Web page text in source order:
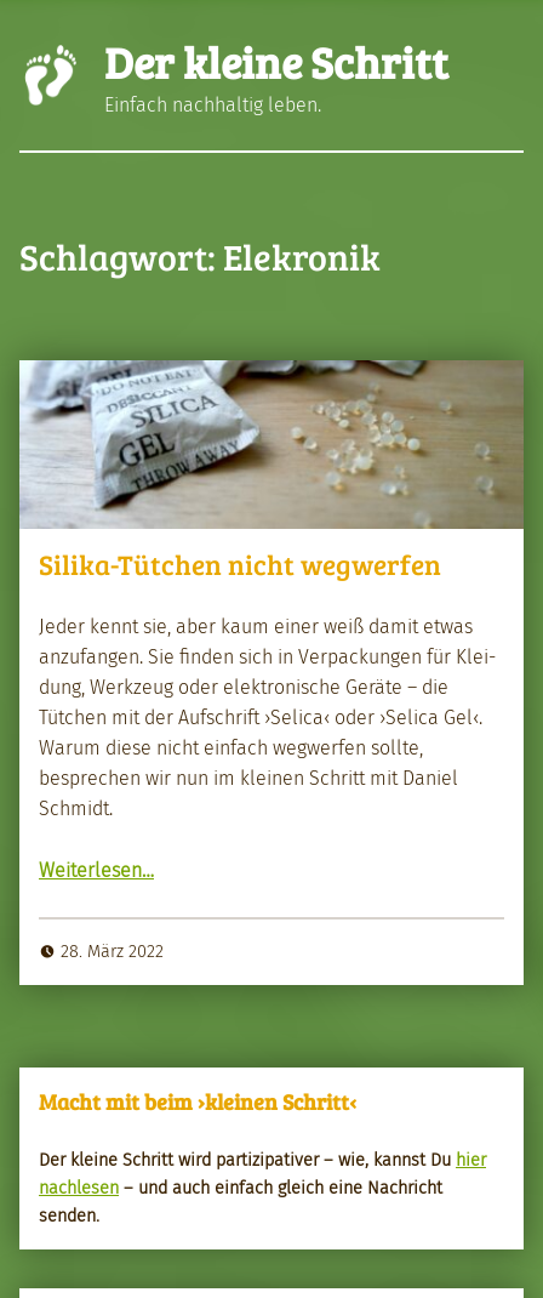
Der kleine Schritt
Einfach nachhaltig leben.
Schlagwort: Elekronik
Silika-Tütchen nicht wegwerfen
Jed­er ken­nt sie, aber kaum ein­er weiß damit etwas
anz­u­fan­gen. Sie find­en sich in Ver­pack­un­gen für Klei­
dung, Werkzeug oder elek­tro­n­is­che Geräte – die
Tütchen mit der Auf­schrift ›Sel­i­ca‹ oder ›Sel­i­ca Gel‹.
Warum diese nicht ein­fach weg­w­er­fen sollte,
besprechen wir nun im kleinen Schritt mit Daniel
Schmidt.
Weit­er­lesen“Sili­ka-Tütchen nicht weg­w­er­fen”
…
28. März 2022
Macht mit beim ›kleinen Schritt‹
Der kleine Schritt wird par­tizipa­tiv­er – wie, kannst Du hier
nach­le­sen – und auch ein­fach gle­ich eine Nachricht
senden.